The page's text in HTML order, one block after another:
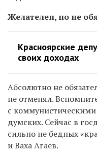
Желателен, но не
Красноярские
своих доходах
Абсолютно не
не отменял.
с
думских. Сейчас в
сильно не бедных
и Ваха Агаев.